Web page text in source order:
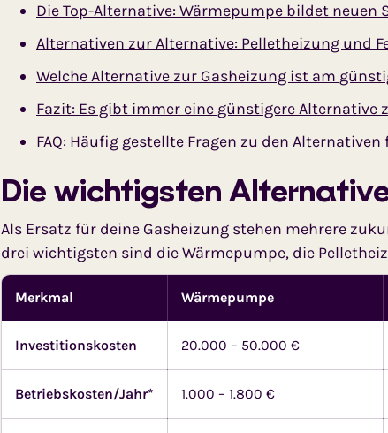
Die Top-Alternative: Wärmepumpe bildet neuen
Alternativen zur Alternative: Pelletheizung und
Welche Alternative zur Gasheizung ist am
Fazit: Es gibt immer eine günstigere Alternative
FAQ: Häufig gestellte Fragen zu den
Die wichtigsten
Als Ersatz für deine Gasheizung stehen mehrere
drei wichtigsten sind die Wärmepumpe, die
Merkmal Wärmepumpe
Investitionskosten 20.000 – 50.000 €
Betriebskosten/Jahr* 1.000 – 1.800 €